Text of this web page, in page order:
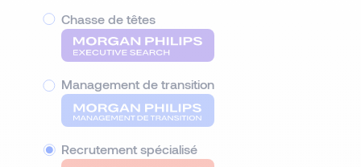
Chasse de têtes
Management de transition
Recrutement spécialisé